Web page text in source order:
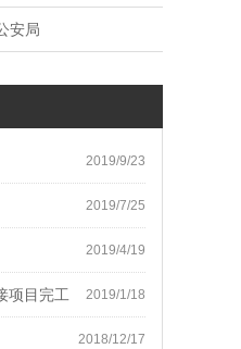
安局
2019/9/23
2019/7/25
2019/4/19
2019/1/18
项目完工
2018/12/17